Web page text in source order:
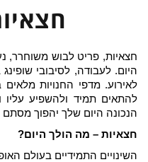
חצאיות, פריט לבוש משוחרר,
היום. לעבודה, לסיבובי
לאירוע. מדפי החנויות מלאים
להתאים תמיד ולהשפיע
הנכונה היום שלך יהפוך
חצאיות – מה הולך היום?
השינויים התמידיים בעולם